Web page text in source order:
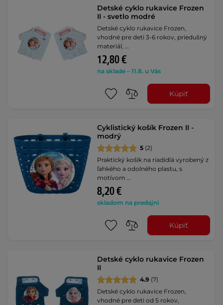
Detské cyklo rukavice Frozen
II - svetlo modré
Detské cyklo rukavice Frozen,
vhodné pre deti 3-6 rokov, priedušný
materiál, …
12,80 €
na sklade – 11.8. u Vás
Kúpiť
Cyklistický košík Frozen II -
modrý
5 (2)
Praktický košík na riadidlá vyrobený z
ľahkého a odolného plastu, s
motívom …
8,20 €
skladom na predajni
Kúpiť
Detské cyklo rukavice Frozen
II
4.9 (7)
Detské cyklo rukavice Frozen,
vhodné pre deti od 5 rokov,